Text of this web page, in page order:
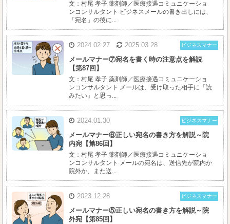
文：村尾 孝子 薬剤師／医療接遇コミュニケーショ
ンコンサルタント ビジネスメールの書き出しには、
「宛名」の後に...
2024.02.27 2025.03.28 ビジネスマナー
メールマナー⑦宛名を書く時の注意点を解説
【第87回】
文：村尾 孝子 薬剤師／医療接遇コミュニケーショ
ンコンサルタント メールは、受け取った相手に「読
みたい」と思っ...
2024.01.30 ビジネスマナー
メールマナー⑥正しい宛名の書き方を解説～院
内宛【第86回】
文：村尾 孝子 薬剤師／医療接遇コミュニケーショ
ンコンサルタント メールの宛名は、送信先が院内か
院外か、また送...
2023.12.28 ビジネスマナー
メールマナー⑤正しい宛名の書き方を解説～院
外宛【第85回】